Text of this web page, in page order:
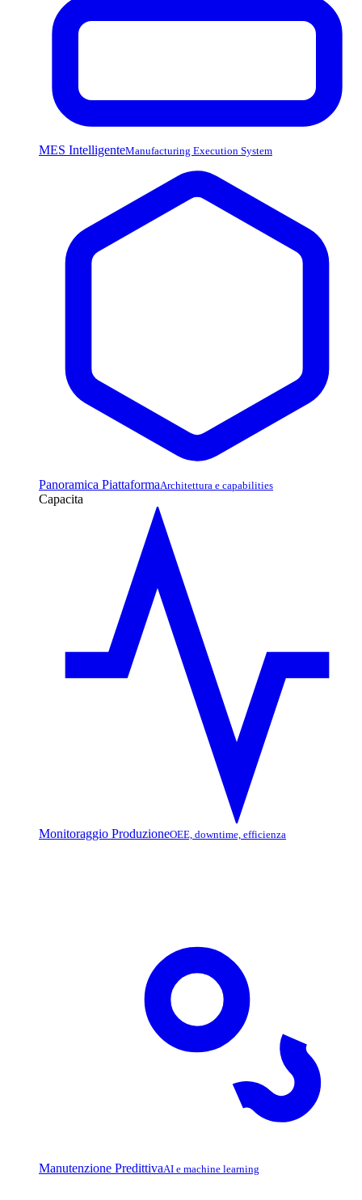
MES IntelligenteManufacturing Execution System
Panoramica PiattaformaArchitettura e capabilities
Capacita
Monitoraggio ProduzioneOEE, downtime, efficienza
Manutenzione PredittivaAI e machine learning